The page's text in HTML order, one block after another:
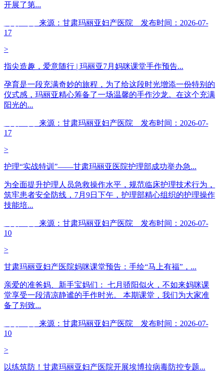
开展了第...
来源：甘肃玛丽亚妇产医院 发布时间：2026-07-
17
>
指尖造趣，爱意随行 | 玛丽亚7月妈咪课堂手作预告...
孕育是一段充满奇妙的旅程，为了给这段时光增添一份特别的
仪式感，玛丽亚精心筹备了一场温馨的手作沙龙。在这个充满
阳光的...
来源：甘肃玛丽亚妇产医院 发布时间：2026-07-
17
>
护理“实战特训”——甘肃玛丽亚医院护理部成功举办急...
为全面提升护理人员急救操作水平，规范临床护理技术行为，
筑牢患者安全防线，7月9日下午，护理部精心组织的护理操作
技能培...
来源：甘肃玛丽亚妇产医院 发布时间：2026-07-
10
>
甘肃玛丽亚妇产医院妈咪课堂预告：手绘“马上有福”，...
亲爱的准爸妈、新手宝妈们： 七月骄阳似火，不如来妈咪课
堂享受一段清凉静谧的手作时光。 本期课堂，我们为大家准
备了别致...
来源：甘肃玛丽亚妇产医院 发布时间：2026-07-
10
>
以练筑防！甘肃玛丽亚妇产医院开展埃博拉病毒防控专题...